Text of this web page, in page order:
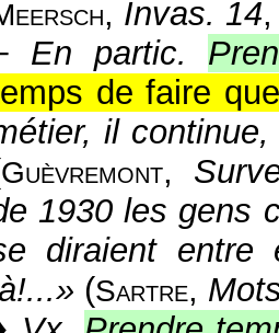
, Invas. 14
En partic.
de faire
il
Guèvremont,
1930 les gens
diraient entre
(Sartre,